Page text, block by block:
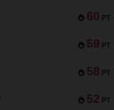
60 PT
59 PT
58 PT
52 PT